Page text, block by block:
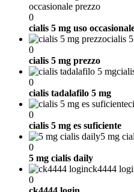
occasionale prezzo
0
cialis 5 mg uso
cialis
0
cialis 5 mg prezzo
0
cialis tadalafilo 5 mg
0
cialis 5 mg es suficiente
5 mg
0
5 mg cialis daily
ck4444
0